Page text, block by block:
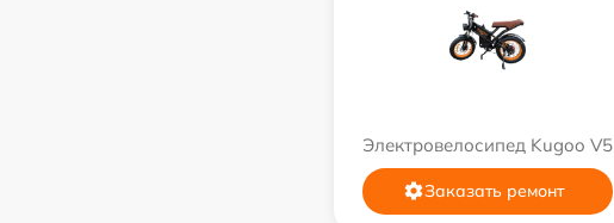
Электровелосипед Kugoo V5
Заказать ремонт